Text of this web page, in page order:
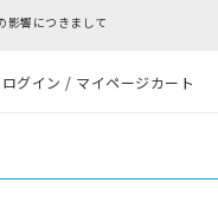
影響につきまして
ログイン / マイページカート